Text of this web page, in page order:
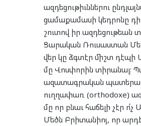
ազդեցութիւններու
ցամաքամասի կեդրոնը
շուտով իր ազդեցութեան
Ցարական Ռուսաստան
վեր կը ձգտէր միշտ դէպի
մը Վոսփորին տիրանալ:
ազատագրական
ուղղափառ (orthodoxe)
մը որ բնաւ հաճելի չէր ո՛չ
Մեծն Բրիտանիոյ, որ